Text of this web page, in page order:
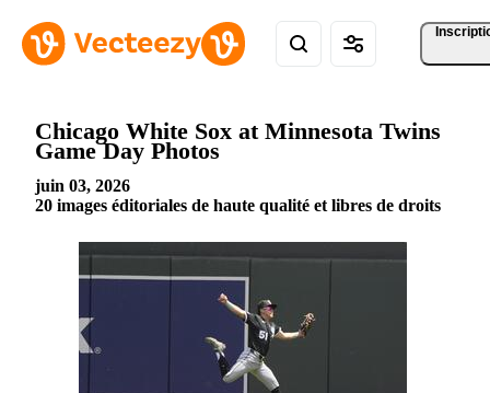
Chicago White Sox at Minnesota Twins
Game Day Photos
juin 03, 2026
20 images éditoriales de haute qualité et libres de droits